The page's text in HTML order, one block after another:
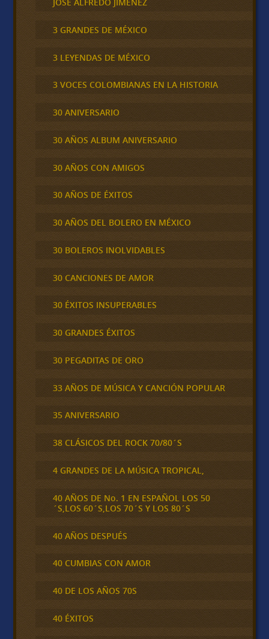
3 GRANDES DE MÉXICO
3 LEYENDAS DE MÉXICO
3 VOCES COLOMBIANAS EN LA HISTORIA
30 ANIVERSARIO
30 AÑOS ALBUM ANIVERSARIO
30 AÑOS CON AMIGOS
30 AÑOS DE ÉXITOS
30 AÑOS DEL BOLERO EN MÉXICO
30 BOLEROS INOLVIDABLES
30 CANCIONES DE AMOR
30 ÉXITOS INSUPERABLES
30 GRANDES ÉXITOS
30 PEGADITAS DE ORO
33 AÑOS DE MÚSICA Y CANCIÓN POPULAR
35 ANIVERSARIO
38 CLÁSICOS DEL ROCK 70/80´S
4 GRANDES DE LA MÚSICA TROPICAL,
40 AÑOS DE No. 1 EN ESPAÑOL LOS 50
´S,LOS 60´S,LOS 70´S Y LOS 80´S
40 AÑOS DESPUÉS
40 CUMBIAS CON AMOR
40 DE LOS AÑOS 70S
40 ÉXITOS